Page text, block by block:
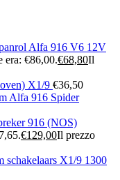
Alfa 916 V6 12V
era: €86,00.€68,80Il
X1/9 €36,50
Alfa 916 Spider
916 (NOS)
€129,00Il prezzo
schakelaars X1/9 1300